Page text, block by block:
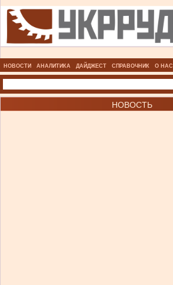
НОВОСТИ АНАЛИТИКА ДАЙДЖЕСТ СПРАВОЧНИК О НАС
НОВОСТЬ